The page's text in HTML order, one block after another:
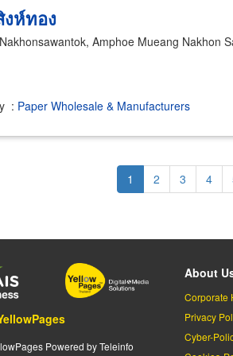
ห์ทอง
Amphoe Mueang Nakhon
: Paper Wholesale & Manufacturers
Current
page
1 Page
2 Page
3 Page
4
Powered by Teleinfo
About
Corporate
Privacy
Cyber-